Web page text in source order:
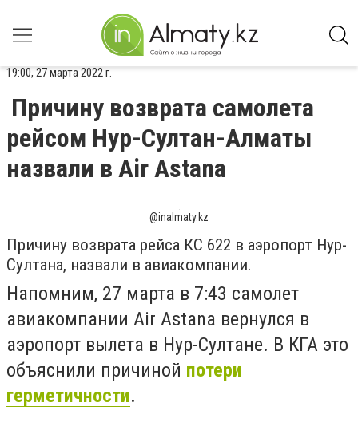
19:00, 27 марта 2022 г.
Причину возврата самолета
рейсом Нур-Султан-Алматы
назвали в Air Astana
@inalmaty.kz
Причину возврата рейса КС 622 в аэропорт Нур-
Султана, назвали в авиакомпании.
Напомним, 27 марта в 7:43 самолет
авиакомпании Air Astana вернулся в
аэропорт вылета в Нур-Султане. В КГА это
объяснили причиной потери
герметичности.